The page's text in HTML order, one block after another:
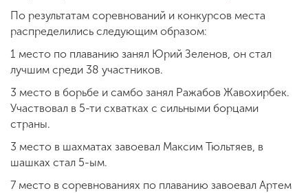
По результатам соревнований и конкурсов места
распределились следующим образом:
1 место по плаванию занял Юрий Зеленов, он стал
лучшим среди 38 участников.
3 место в борьбе и самбо занял Ражабов Жавохирбек.
Участвовал в 5-ти схватках с сильными борцами
страны.
3 место в шахматах завоевал Максим Тюльтяев, в
шашках стал 5-ым.
7 место в соревнованиях по плаванию завоевал Артем